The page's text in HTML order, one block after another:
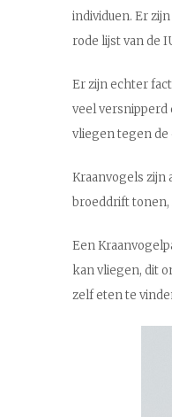
individuen. Er
rode lijst van de
Er zijn echter
veel versnipperd
vliegen tegen de
Kraanvogels zijn
broeddrift tonen,
Een
kan vliegen, dit
zelf eten te